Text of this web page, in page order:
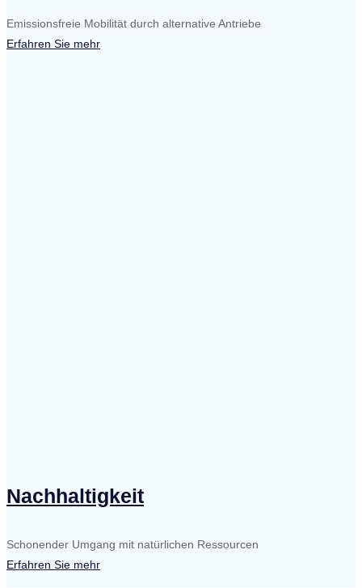
Emissionsfreie Mobilität durch alternative Antriebe
Erfahren Sie mehr
Nachhaltigkeit
Schonender Umgang mit natürlichen Ressourcen
Erfahren Sie mehr